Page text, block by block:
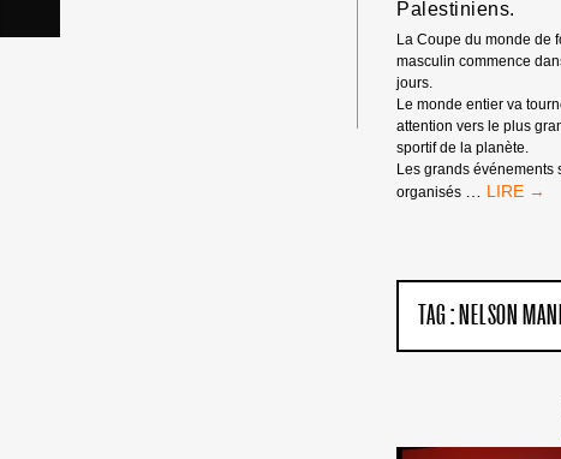
Palestiniens.
La Coupe du monde de
masculin commence
jours.
Le monde entier va
attention vers le plus
sportif de la planète.
Les grands événements
organisés … AIME
UN
TAG : NELSON